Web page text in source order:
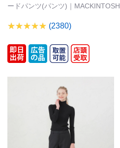
ードパンツ(パンツ)｜MACKINTOSH
(2380)